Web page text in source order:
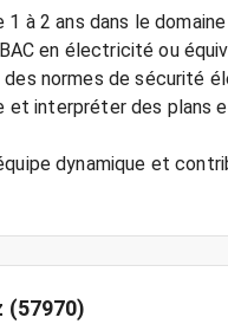
1 à 2 ans dans le
en électricité ou
des normes de sécurité
et interpréter des plans
dynamique et
(57970)